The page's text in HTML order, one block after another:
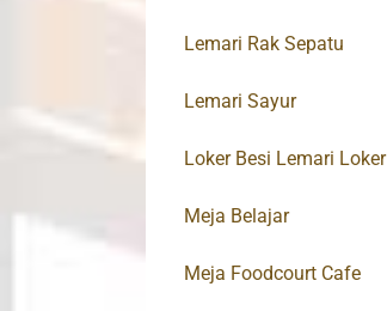
Lemari Rak Sepatu
Lemari Sayur
Loker Besi Lemari Loker
Meja Belajar
Meja Foodcourt Cafe